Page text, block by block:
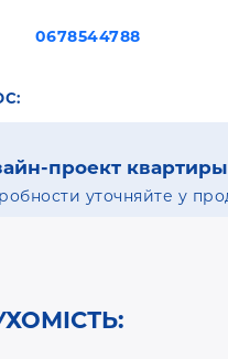
0678544788
проект
уточняйте у